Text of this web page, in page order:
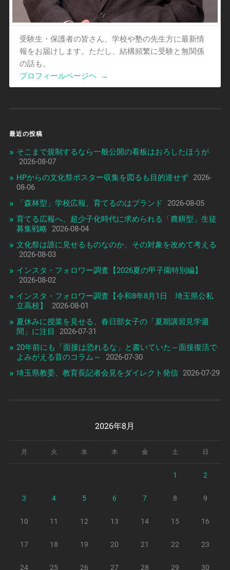
受験生・保護者の皆さん、学校や塾の先生方に最新情
報をお届けします。ただし、結構頻繁に受験と無関係
の話も。
プロフィールページヘ
→
最近の投稿
そこまで規制するなら一般公開の看板はおろしたほうが
2026-08-07
HPからの文化祭ポスター収集を図るも目的達せず 2026-
08-06
「森林型」学校広報、育てるのはブランド
2026-08-05
育てる広報へ、超少子化時代に求められる「農耕型」生徒
募集戦略
2026-08-04
文化祭は誰に見せるものなのか、その対象を改めて考える
2026-08-03
インスタ・フォロワー調査【2026夏の甲子園特別編】
2026-08-02
インスタ・フォロワー調査【令和8年8月1日 埼玉県公私
立高校】
2026-08-01
夏休みに授業を見せる、春日部女子の「夏期講習見学週
間」に注目
2026-07-31
20年前にも「面接は恐れるな」と書いていた～面接復活で
よみがえる昔のコラム～
2026-07-30
埼玉県教委、教育長記者会見をダイレクト発信 2026-07-29
2026年8月
月 火 水 木 金 土 日
1 2
3 4 5 6 7 8 9
10 11 12 13 14 15 16
17 18 19 20 21 22 23
24 25 26 27 28 29 30